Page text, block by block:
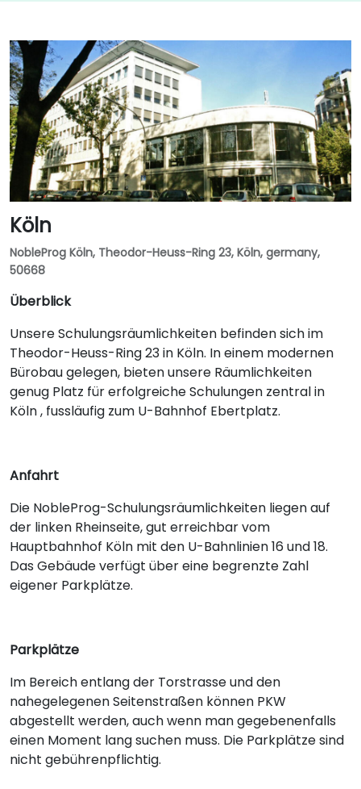
Köln
NobleProg Köln, Theodor-Heuss-Ring 23, Köln, germany,
50668
Überblick
Unsere Schulungsräumlichkeiten befinden sich im
Theodor-Heuss-Ring 23 in Köln. In einem modernen
Bürobau gelegen, bieten unsere Räumlichkeiten
genug Platz für erfolgreiche Schulungen zentral in
Köln , fussläufig zum U-Bahnhof Ebertplatz.
Anfahrt
Die NobleProg-Schulungsräumlichkeiten liegen auf
der linken Rheinseite, gut erreichbar vom
Hauptbahnhof Köln mit den U-Bahnlinien 16 und 18.
Das Gebäude verfügt über eine begrenzte Zahl
eigener Parkplätze.
Parkplätze
Im Bereich entlang der Torstrasse und den
nahegelegenen Seitenstraßen können PKW
abgestellt werden, auch wenn man gegebenenfalls
einen Moment lang suchen muss. Die Parkplätze sind
nicht gebührenpflichtig.